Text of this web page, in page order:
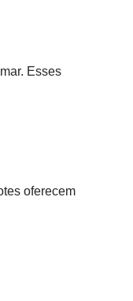
Esses
oferecem